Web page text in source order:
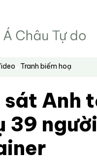
Tranh biếm hoạ
sát Anh
39